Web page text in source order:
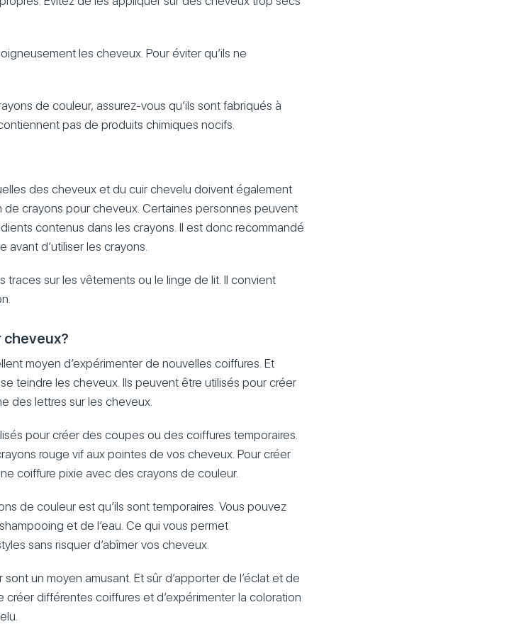
les cheveux. Pour éviter qu’ils ne
de couleur, assurez-vous qu’ils sont fabriqués à
pas de produits chimiques nocifs.
des cheveux et du cuir chevelu doivent également
de crayons pour cheveux. Certaines personnes peuvent
contenus dans les crayons. Il est donc recommandé
d’utiliser les crayons.
traces sur les vêtements ou le linge de lit. Il convient
cheveux?
moyen d’expérimenter de nouvelles coiffures. Et
teindre les cheveux. Ils peuvent être utilisés pour créer
des lettres sur les cheveux.
pour créer des coupes ou des coiffures temporaires.
rouge vif aux pointes de vos cheveux. Pour créer
coiffure pixie avec des crayons de couleur.
de couleur est qu’ils sont temporaires. Vous pouvez
et de l’eau. Ce qui vous permet
sans risquer d’abîmer vos cheveux.
un moyen amusant. Et sûr d’apporter de l’éclat et de
créer différentes coiffures et d’expérimenter la coloration